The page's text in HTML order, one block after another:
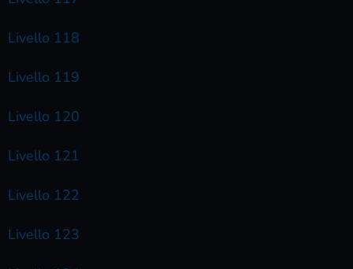
Livello 118
Livello 119
Livello 120
Livello 121
Livello 122
Livello 123